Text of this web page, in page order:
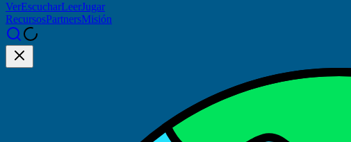
VerEscucharLeerJugar
RecursosPartnersMisión